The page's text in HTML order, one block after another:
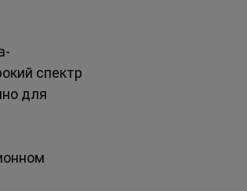
спектр
для